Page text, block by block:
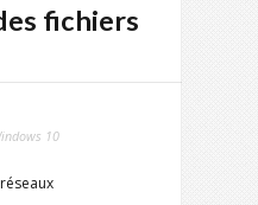
fichiers
10